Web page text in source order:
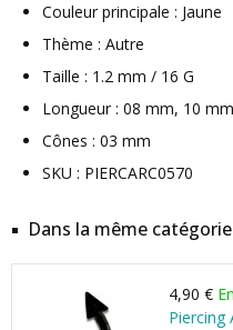
Couleur principale : Jaune
Thème : Autre
Taille : 1.2 mm / 16 G
Longueur : 08 mm, 10 mm
Cônes : 03 mm
SKU : PIERCARC0570
Dans la même
4,90 €
Piercing